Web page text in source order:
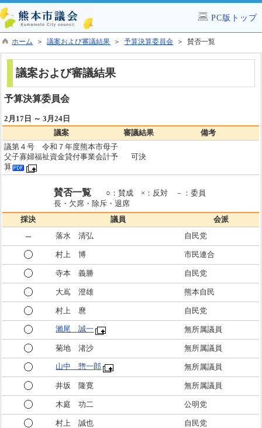
PC版トップ
ホーム ＞議案および審議結果 ＞予算決算委員会 ＞ 賛否一覧
議案および審議結果
予算決算委員会
2月17日 ～ 3月24日
議案
審議結果
備考
議第４号 令和７年度熊本市母子
父子寡婦福祉資金貸付事業会計予
算
可決
賛否一覧
○：賛成 ×：反対 －：委員
長・欠席・除斥・退席
採決 議員
会派
落水 清弘
自民党
村上 博 市民連合
寺本 義勝 自民党
大嶌 澄雄 熊本自民
村上 麿 自民党
瀨尾 誠一 無所属議員
菊地 渚沙 無所属議員
山中 惣一郎 無所属議員
井坂 隆寛 無所属議員
木庭 功二 公明党
村上 誠也 自民党